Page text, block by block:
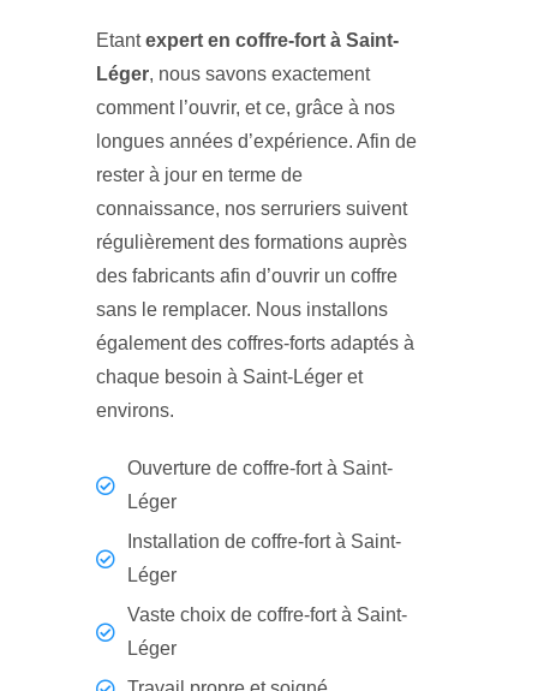
Etantexpert en coffre-fort à Saint-
Léger, nous savons exactement
comment l’ouvrir, et ce, grâce à nos
longues années d’expérience. Afin de
rester à jour en terme de
connaissance, nos serruriers suivent
régulièrement des formations auprès
des fabricants afin d’ouvrir un coffre
sans le remplacer. Nous installons
également des coffres-forts adaptés à
chaque besoin à Saint-Léger et
environs.
Ouverture de coffre-fort à Saint-
Léger
Installation de coffre-fort à Saint-
Léger
Vaste choix de coffre-fort à Saint-
Léger